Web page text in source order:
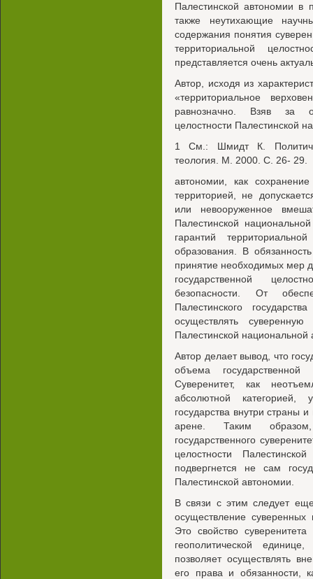
Палестинской автономии в
также неутихающие
содержания понятия
территориальной
представляется очень
Автор, исходя из
«территориальное
равнозначно. Взяв за
целостности Палестинской
1 См.: Шмидт К.
теология. М. 2000. С. 26- 29.
автономии, как
территорией, не
или невооруженное
Палестинской
гарантий
образования. В
принятие необходимых мер
государственной
безопасности. От
Палестинского
осуществлять
Палестинской национальной
Автор делает вывод, что
объема
Суверенитет, как
абсолютной категорией,
государства внутри страны
арене. Таким
государственного
целостности
подвергнется не сам
Палестинской автономии.
В связи с этим следует
осуществление суверенных
Это свойство суверенитета
геополитической
позволяет осуществлять
его права и обязанности,